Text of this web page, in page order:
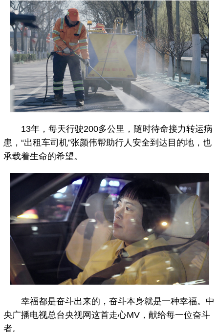
13年，每天行驶200多公里，随时待命接力转运病
患，“出租车司机”张颜伟帮助行人安全到达目的地，也
承载着生命的希望。
幸福都是奋斗出来的，奋斗本身就是一种幸福。中
央广播电视总台央视网这首走心MV，献给每一位奋斗
者。